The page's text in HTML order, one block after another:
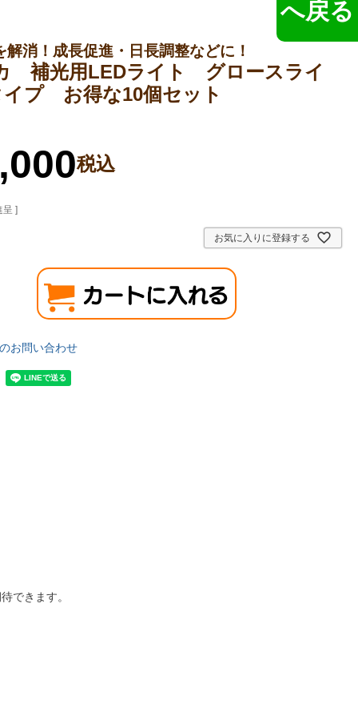
へ戻る
解消！成長促進・日長調整などに！
補光用LEDライト グロースライ
プ お得な10個セット
税込
呈 ]
お気に入りに登録する
お問い合わせ
できます。